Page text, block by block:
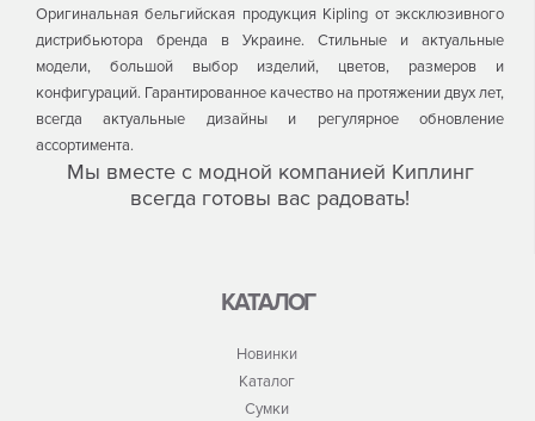
Оригинальная бельгийская продукция Kipling от эксклюзивного
дистрибьютора бренда в Украине. Стильные и актуальные
модели, большой выбор изделий, цветов, размеров и
конфигураций. Гарантированное качество на протяжении двух лет,
всегда актуальные дизайны и регулярное обновление
ассортимента.
Мы вместе с модной компанией Киплинг
всегда готовы вас радовать!
КАТАЛОГ
Новинки
Каталог
Сумки